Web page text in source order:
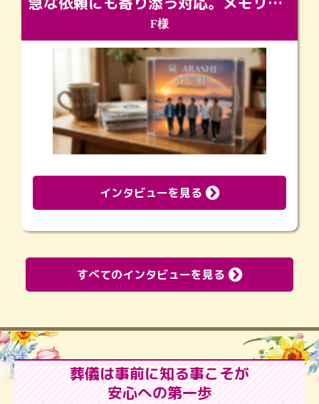
F様
インタビューを見る
すべてのインタビューを見る
葬儀は事前に知る事こそが
安心への第一歩